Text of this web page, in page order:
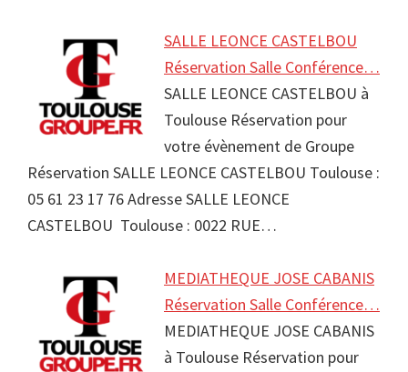
SALLE LEONCE CASTELBOU
Réservation Salle Conférence…
SALLE LEONCE CASTELBOU à
Toulouse Réservation pour
votre évènement de Groupe
Réservation SALLE LEONCE CASTELBOU Toulouse :
05 61 23 17 76 Adresse SALLE LEONCE
CASTELBOU Toulouse : 0022 RUE…
MEDIATHEQUE JOSE CABANIS
Réservation Salle Conférence…
MEDIATHEQUE JOSE CABANIS
à Toulouse Réservation pour